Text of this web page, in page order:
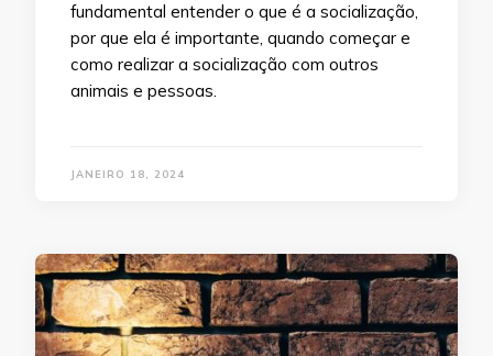
fundamental entender o que é a socialização,
por que ela é importante, quando começar e
como realizar a socialização com outros
animais e pessoas.
JANEIRO 18, 2024